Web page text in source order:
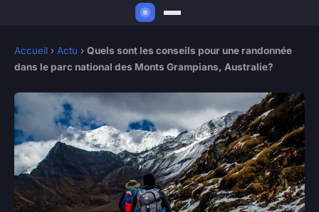
Accueil › Actu › Quels sont les conseils pour une randonnée
dans le parc national des Monts Grampians, Australie?